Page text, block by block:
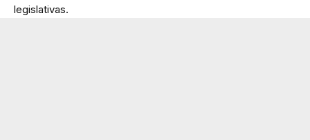
legislativas.